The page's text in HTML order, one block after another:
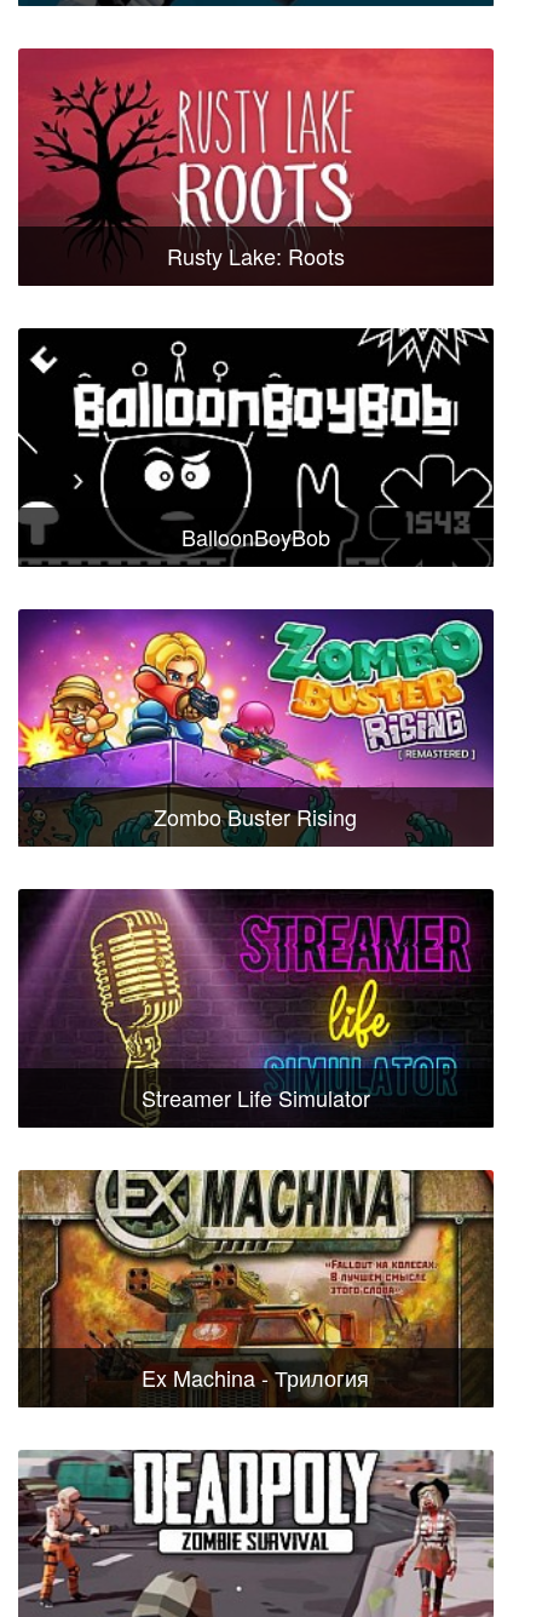
Rusty Lake: Roots
BalloonBoyBob
Zombo Buster Rising
Streamer Life Simulator
Ex Machina - Трилогия